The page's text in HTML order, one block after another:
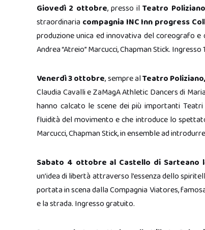
Giovedì 2 ottobre, presso ilTeatro
straordinaria compagnia INC Inn progress
produzione unica ed innovativa del coreografo
Andrea “Atreio” Marcucci, Chapman Stick. Ingresso
Venerdì 3 ottobre, sempre alTeatro Poliziano,
Claudia Cavalli e ZaMagA Athletic Dancers di
hanno calcato le scene dei più importanti
fluidità del movimento e che introduce lo
Marcucci, Chapman Stick, in ensemble ad
Sabato 4 ottobre al Castello di Sarteano
un’idea di libertà attraverso l’essenza dello
portata in scena dalla Compagnia Viatores,
e la strada. Ingresso gratuito.